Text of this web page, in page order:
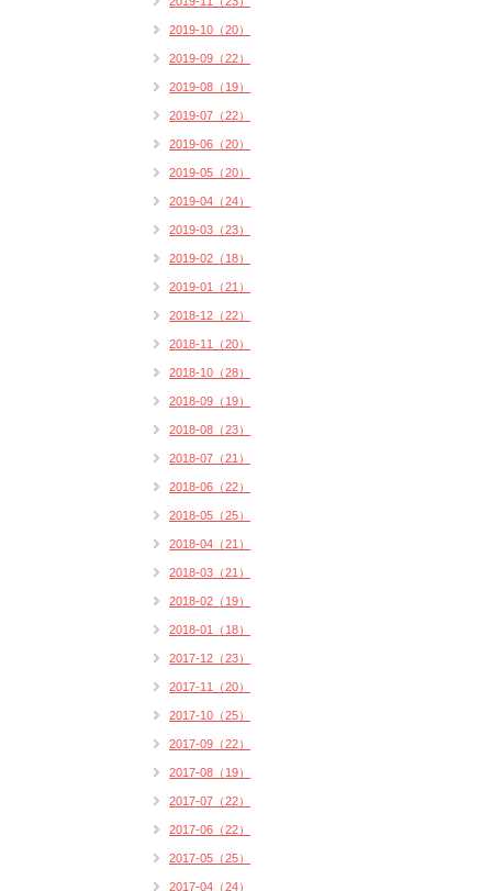
2019-10（20）
2019-09（22）
2019-08（19）
2019-07（22）
2019-06（20）
2019-05（20）
2019-04（24）
2019-03（23）
2019-02（18）
2019-01（21）
2018-12（22）
2018-11（20）
2018-10（28）
2018-09（19）
2018-08（23）
2018-07（21）
2018-06（22）
2018-05（25）
2018-04（21）
2018-03（21）
2018-02（19）
2018-01（18）
2017-12（23）
2017-11（20）
2017-10（25）
2017-09（22）
2017-08（19）
2017-07（22）
2017-06（22）
2017-05（25）
2017-04（24）